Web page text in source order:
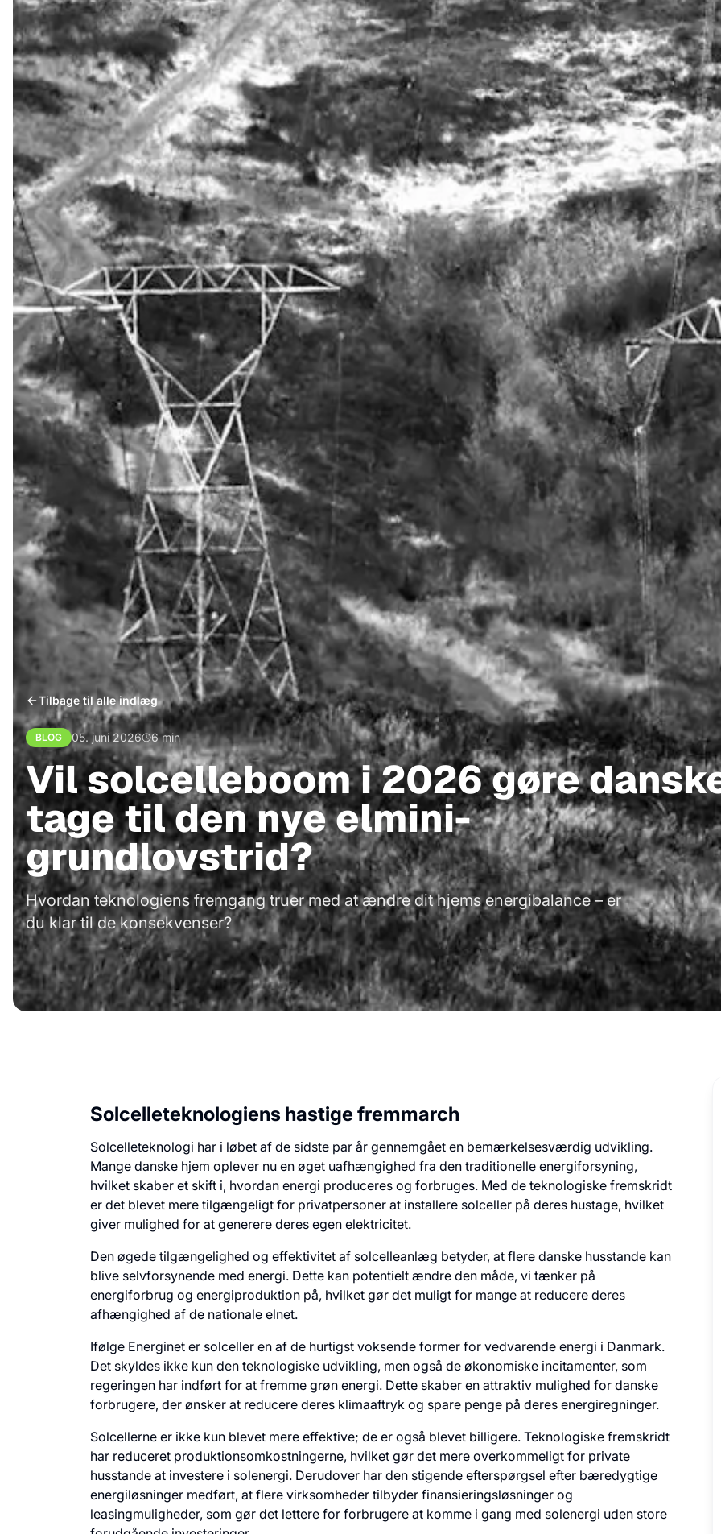
Tilbage til alle indlæg
BLOG 05. juni 2026 6min
Vil solcelleboom i 2026 gøre
tage til den nye elmini-
grundlovstrid?
Hvordan teknologiens fremgang truer med at ændre dit hjems energibalance – er
du klar til de konsekvenser?
Solcelleteknologiens hastige fremmarch
Solcelleteknologi har i løbet af de sidste par år gennemgået en bemærkelsesværdig udvikling.
Mange danske hjem oplever nu en øget uafhængighed fra den traditionelle energiforsyning,
hvilket skaber et skift i, hvordan energi produceres og forbruges. Med de teknologiske fremskridt
er det blevet mere tilgængeligt for privatpersoner at installere solceller på deres hustage, hvilket
giver mulighed for at generere deres egen elektricitet.
Den øgede tilgængelighed og effektivitet af solcelleanlæg betyder, at flere danske husstande kan
blive selvforsynende med energi. Dette kan potentielt ændre den måde, vi tænker på
energiforbrug og energiproduktion på, hvilket gør det muligt for mange at reducere deres
afhængighed af de nationale elnet.
Ifølge Energinet er solceller en af de hurtigst voksende former for vedvarende energi i Danmark.
Det skyldes ikke kun den teknologiske udvikling, men også de økonomiske incitamenter, som
regeringen har indført for at fremme grøn energi. Dette skaber en attraktiv mulighed for danske
forbrugere, der ønsker at reducere deres klimaaftryk og spare penge på deres energiregninger.
Solcellerne er ikke kun blevet mere effektive; de er også blevet billigere. Teknologiske fremskridt
har reduceret produktionsomkostningerne, hvilket gør det mere overkommeligt for private
husstande at investere i solenergi. Derudover har den stigende efterspørgsel efter bæredygtige
energiløsninger medført, at flere virksomheder tilbyder finansieringsløsninger og
leasingmuligheder, som gør det lettere for forbrugere at komme i gang med solenergi uden store